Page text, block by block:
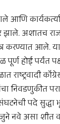
आणि
अशातच
करण्यात आले.
होई पर्यंत
राष्ट्रवादी
निवडणुकीत
पदे
नवे असा शीत